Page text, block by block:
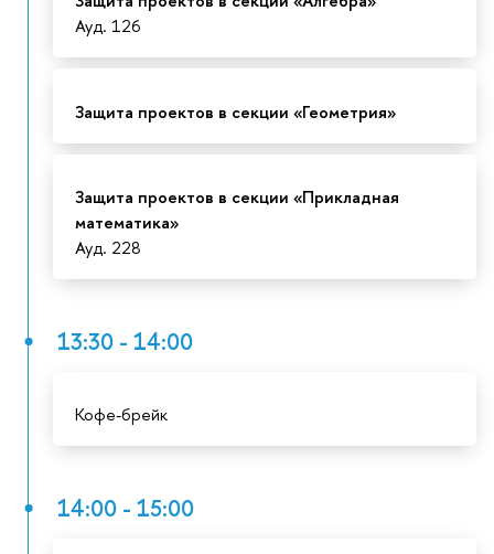
Ауд. 126
Защита проектов в секции «Геометрия»
Защита проектов в секции «Прикладная
математика»
Ауд. 228
13:30 - 14:00
Кофе-брейк
14:00 - 15:00